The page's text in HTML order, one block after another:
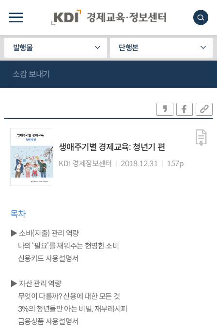
발행물 단행본
소감 보내기
생애주기별 경제교육: 청년기 편
KDI 경제정보센터 2018.12.31 157p
목차
▶ 소비(지출) 관리 역량
나의 ‘필요’를 채워주는 현명한 소비
신용카드 사용설명서
▶ 자산 관리 역량
무엇이 다를까? 신용에 대한 모든 것
3%의 청년들만 아는 비밀, 재무레시피
금융상품 사용설명서